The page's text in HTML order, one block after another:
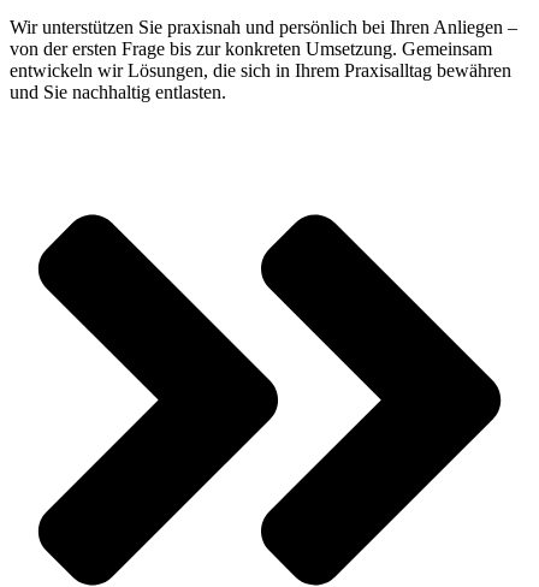
Wir unterstützen Sie praxisnah und persönlich bei Ihren Anliegen –
von der ersten Frage bis zur konkreten Umsetzung. Gemeinsam
entwickeln wir Lösungen, die sich in Ihrem Praxisalltag bewähren
und Sie nachhaltig entlasten.